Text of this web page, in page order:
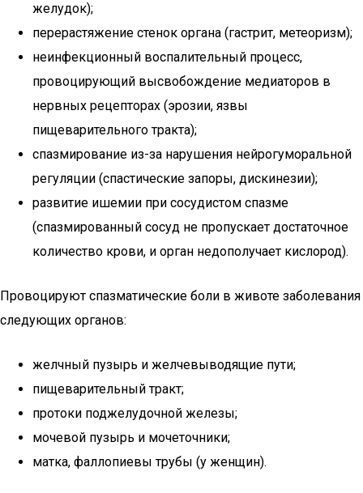
желудок);
перерастяжение стенок органа (гастрит, метеоризм);
неинфекционный воспалительный процесс,
провоцирующий высвобождение медиаторов в
нервных рецепторах (эрозии, язвы
пищеварительного тракта);
спазмирование из-за нарушения нейрогуморальной
регуляции (спастические запоры, дискинезии);
развитие ишемии при сосудистом спазме
(спазмированный сосуд не пропускает достаточное
количество крови, и орган недополучает кислород).
Провоцируют спазматические боли в животе заболевания
следующих органов:
желчный пузырь и желчевыводящие пути;
пищеварительный тракт;
протоки поджелудочной железы;
мочевой пузырь и мочеточники;
матка, фаллопиевы трубы (у женщин).